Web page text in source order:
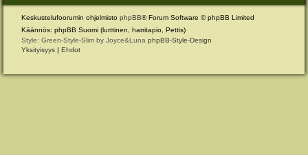
Keskustelufoorumin ohjelmisto phpBB® Forum Software © phpBB Limited
Käännös: phpBB Suomi (lurttinen, harritapio, Pettis)
Style: Green-Style-Slim by Joyce&Luna phpBB-Style-Design
Yksityisyys | Ehdot